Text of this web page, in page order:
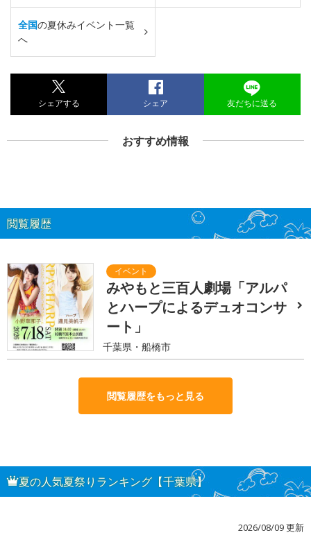
全国の夏休みイベント一覧
へ
シェアする シェア 友だちに送る
おすすめ情報
閲覧履歴
みやもと三百人劇場「アルパ
とハープによるデュオコンサ
ート」
千葉県・船橋市
閲覧履歴をもっと見る
夏の人気夏祭りランキング【千葉県】
2026/08/09 更新